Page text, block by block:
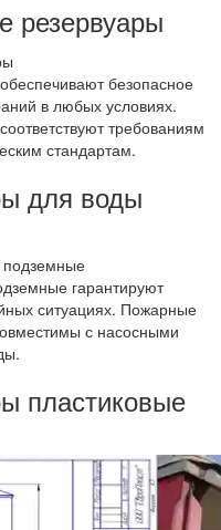
резервуары
безопасное
в любых условиях.
требованиям
стандартам.
для воды
гарантируют
ситуациях. Пожарные
с насосными
пластиковые